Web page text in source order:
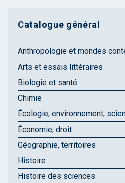
Catalogue général
Anthropologie et mondes
Arts et essais littéraires
Biologie et santé
Chimie
Écologie, environnement,
Économie, droit
Géographie, territoires
Histoire
Histoire des sciences